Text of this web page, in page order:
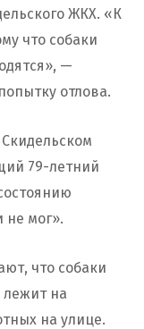
ЖКХ. «К
что собаки
—
отлова.
79-летний
не мог».
что собаки
на
на улице.